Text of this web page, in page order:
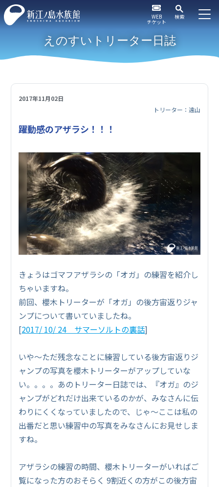
WEB
チケット
検索
えのすいトリーター日誌
2017年11月02日
トリーター：遠山
躍動感のアザラシ！！！
きょうはゴマフアザラシの「オガ」の練習を紹介し
ちゃいますね。
前回、櫻木トリーターが「オガ」の後方宙返りジャ
ンプについて書いていましたね。
[2017/ 10/ 24 サマーソルトの裏話]
いや～ただ残念なことに練習している後方宙返りジ
ャンプの写真を櫻木トリーターがアップしていな
い。。。。あのトリーター日誌では、『オガ』のジ
ャンプがどれだけ出来ているのかが、みなさんに伝
わりにくくなっていましたので、じゃ～ここは私の
出番だと思い練習中の写真をみなさんにお見せしま
すね。
アザラシの練習の時間、櫻木トリーターがいればご
覧になった方のおそらく 9割近くの方がこの後方宙